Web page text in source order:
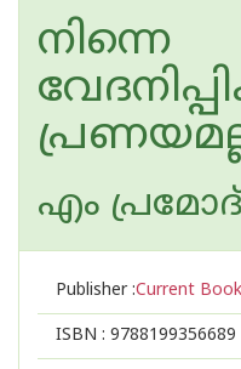
നിന്നെ
എം
Publisher :Current
ISBN : 9788199356689